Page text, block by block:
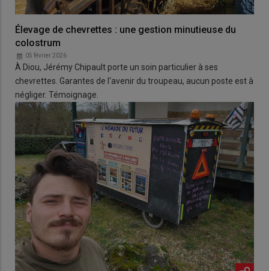
Élevage de chevrettes : une gestion minutieuse du
colostrum
05 février 2026
À Diou, Jérémy Chipault porte un soin particulier à ses
chevrettes. Garantes de l'avenir du troupeau, aucun poste est à
négliger. Témoignage.